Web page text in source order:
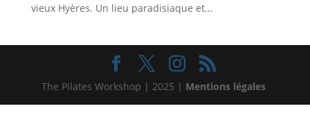
vieux Hyères. Un lieu paradisiaque et...
The Pilates Workshop | 2025 | Mentions légales